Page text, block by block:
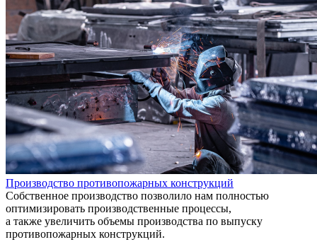
Производство противопожарных конструкций
Собственное производство позволило нам полностью
оптимизировать производственные процессы,
а также увеличить объемы производства по выпуску
противопожарных конструкций.